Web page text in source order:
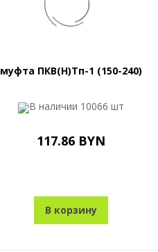
муфта ПКВ(Н)Тп-1 (150-240)
В наличии 10066 шт
117.86 BYN
В корзину